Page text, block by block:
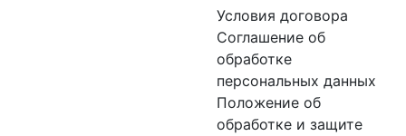
Условия договора
Соглашение об
обработке
персональных данных
Положение об
обработке и защите